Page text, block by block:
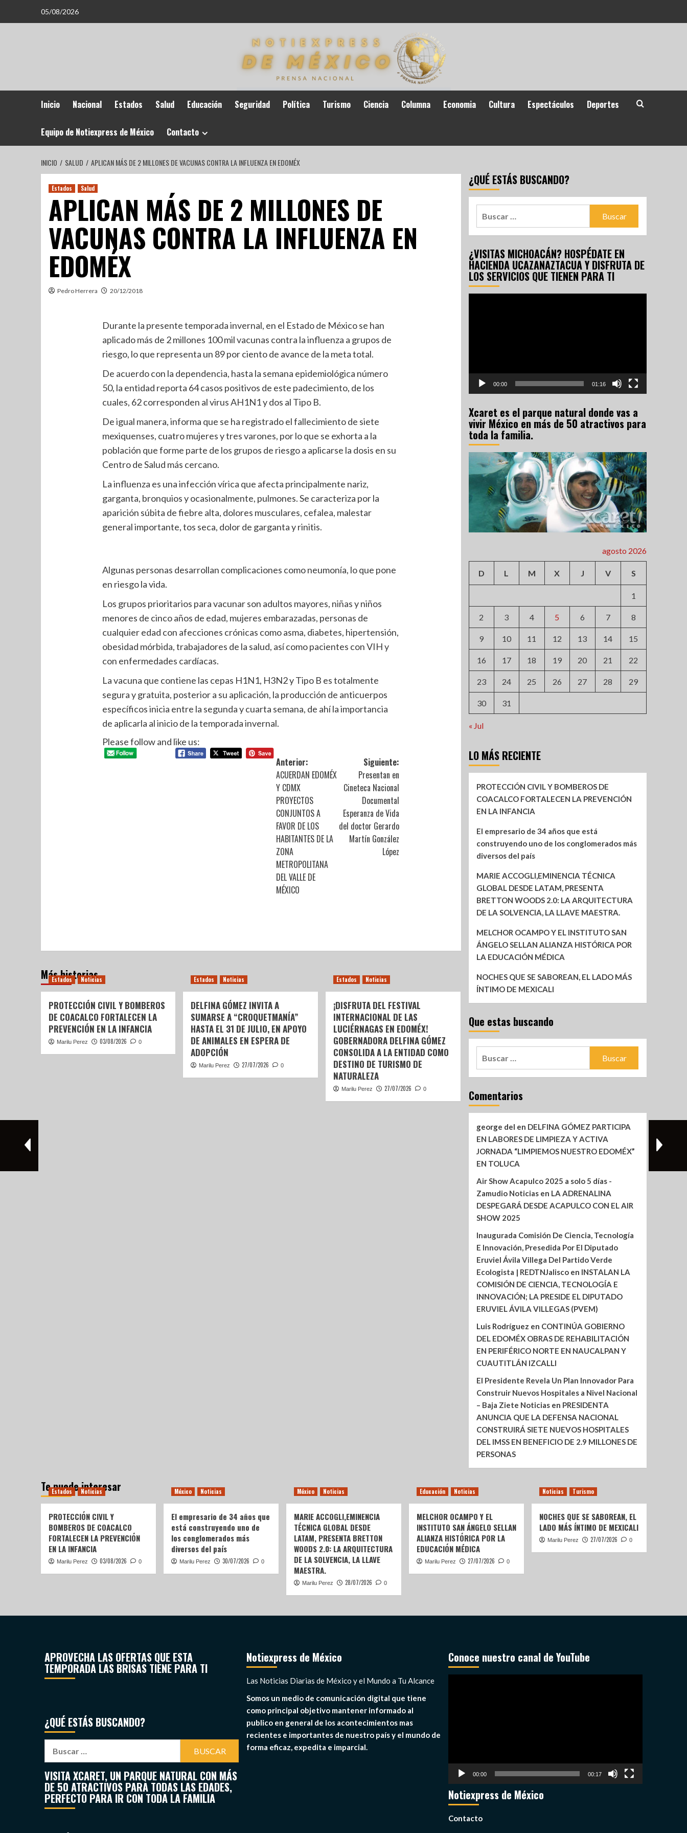
05/08/2026
Inicio Nacional Estados Salud Educación Seguridad Política Turismo Ciencia Columna Economia Cultura Espectáculos Deportes
Equipo de Notiexpress de México Contacto
INICIO SALUD APLICAN MÁS DE 2 MILLONES DE VACUNAS CONTRA LA INFLUENZA EN EDOMÉX
Estados Salud
APLICAN MÁS DE 2 MILLONES DE
VACUNAS CONTRA LA INFLUENZA EN
EDOMÉX
Pedro Herrera 20/12/2018
Durante la presente temporada invernal, en el Estado de México se han
aplicado más de 2 millones 100 mil vacunas contra la influenza a grupos de
riesgo, lo que representa un 89 por ciento de avance de la meta total.
De acuerdo con la dependencia, hasta la semana epidemiológica número
50, la entidad reporta 64 casos positivos de este padecimiento, de los
cuales, 62 corresponden al virus AH1N1 y dos al Tipo B.
De igual manera, informa que se ha registrado el fallecimiento de siete
mexiquenses, cuatro mujeres y tres varones, por lo que se exhorta a la
población que forme parte de los grupos de riesgo a aplicarse la dosis en su
Centro de Salud más cercano.
La influenza es una infección vírica que afecta principalmente nariz,
garganta, bronquios y ocasionalmente, pulmones. Se caracteriza por la
aparición súbita de fiebre alta, dolores musculares, cefalea, malestar
general importante, tos seca, dolor de garganta y rinitis.
Algunas personas desarrollan complicaciones como neumonía, lo que pone
en riesgo la vida.
Los grupos prioritarios para vacunar son adultos mayores, niñas y niños
menores de cinco años de edad, mujeres embarazadas, personas de
cualquier edad con afecciones crónicas como asma, diabetes, hipertensión,
obesidad mórbida, trabajadores de la salud, así como pacientes con VIH y
con enfermedades cardíacas.
La vacuna que contiene las cepas H1N1, H3N2 y Tipo B es totalmente
segura y gratuita, posterior a su aplicación, la producción de anticuerpos
específicos inicia entre la segunda y cuarta semana, de ahí la importancia
de aplicarla al inicio de la temporada invernal.
Please follow and like us:
Anterior:
ACUERDAN EDOMÉX
Y CDMX
PROYECTOS
CONJUNTOS A
FAVOR DE LOS
HABITANTES DE LA
ZONA
METROPOLITANA
DEL VALLE DE
MÉXICO
Siguiente:
Presentan en
Cineteca Nacional
Documental
Esperanza de Vida
del doctor Gerardo
Martín González
López
Más historias
Estados Noticias
PROTECCIÓN CIVIL Y BOMBEROS
DE COACALCO FORTALECEN LA
PREVENCIÓN EN LA INFANCIA
Marilu Perez 03/08/2026 0
Estados Noticias
DELFINA GÓMEZ INVITA A
SUMARSE A “CROQUETMANÍA”
HASTA EL 31 DE JULIO, EN APOYO
DE ANIMALES EN ESPERA DE
ADOPCIÓN
Marilu Perez 27/07/2026 0
Estados Noticias
¡DISFRUTA DEL FESTIVAL
INTERNACIONAL DE LAS
LUCIÉRNAGAS EN EDOMÉX!
GOBERNADORA DELFINA GÓMEZ
CONSOLIDA A LA ENTIDAD COMO
DESTINO DE TURISMO DE
NATURALEZA
Marilu Perez 27/07/2026 0
¿QUÉ ESTÁS BUSCANDO?
¿VISITAS MICHOACÁN? HOSPÉDATE EN
HACIENDA UCAZANAZTACUA Y DISFRUTA DE
LOS SERVICIOS QUE TIENEN PARA TI
00:00 01:16
Xcaret es el parque natural donde vas a
vivir México en más de 50 atractivos para
toda la familia.
agosto 2026
D L M X J V S
1
2 3 4 5 6 7 8
9 10 11 12 13 14 15
16 17 18 19 20 21 22
23 24 25 26 27 28 29
30 31
« Jul
LO MÁS RECIENTE
PROTECCIÓN CIVIL Y BOMBEROS DE
COACALCO FORTALECEN LA PREVENCIÓN
EN LA INFANCIA
El empresario de 34 años que está
construyendo uno de los conglomerados más
diversos del país
MARIE ACCOGLI,EMINENCIA TÉCNICA
GLOBAL DESDE LATAM, PRESENTA
BRETTON WOODS 2.0: LA ARQUITECTURA
DE LA SOLVENCIA, LA LLAVE MAESTRA.
MELCHOR OCAMPO Y EL INSTITUTO SAN
ÁNGELO SELLAN ALIANZA HISTÓRICA POR
LA EDUCACIÓN MÉDICA
NOCHES QUE SE SABOREAN, EL LADO MÁS
ÍNTIMO DE MEXICALI
Que estas buscando
Comentarios
george del en DELFINA GÓMEZ PARTICIPA
EN LABORES DE LIMPIEZA Y ACTIVA
JORNADA “LIMPIEMOS NUESTRO EDOMÉX”
EN TOLUCA
Air Show Acapulco 2025 a solo 5 días -
Zamudio Noticiasen LA ADRENALINA
DESPEGARÁ DESDE ACAPULCO CON EL AIR
SHOW 2025
Inaugurada Comisión De Ciencia, Tecnología
E Innovación, Presedida Por El Diputado
Eruviel Ávila Villega Del Partido Verde
Ecologista | REDTNJaliscoen INSTALAN LA
COMISIÓN DE CIENCIA, TECNOLOGÍA E
INNOVACIÓN; LA PRESIDE EL DIPUTADO
ERUVIEL ÁVILA VILLEGAS (PVEM)
Luis Rodríguez en CONTINÚA GOBIERNO
DEL EDOMÉX OBRAS DE REHABILITACIÓN
EN PERIFÉRICO NORTE EN NAUCALPAN Y
CUAUTITLÁN IZCALLI
El Presidente Revela Un Plan Innovador Para
Construir Nuevos Hospitales a Nivel Nacional
– Baja Ziete Noticiasen PRESIDENTA
ANUNCIA QUE LA DEFENSA NACIONAL
CONSTRUIRÁ SIETE NUEVOS HOSPITALES
DEL IMSS EN BENEFICIO DE 2.9 MILLONES DE
PERSONAS
Te puede interesar
Estados Noticias
PROTECCIÓN CIVIL Y
BOMBEROS DE COACALCO
FORTALECEN LA PREVENCIÓN
EN LA INFANCIA
Marilu Perez 03/08/2026 0
México Noticias
El empresario de 34 años que
está construyendo uno de
los conglomerados más
diversos del país
Marilu Perez 30/07/2026 0
México Noticias
MARIE ACCOGLI,EMINENCIA
TÉCNICA GLOBAL DESDE
LATAM, PRESENTA BRETTON
WOODS 2.0: LA ARQUITECTURA
DE LA SOLVENCIA, LA LLAVE
MAESTRA.
Marilu Perez 28/07/2026 0
Educación Noticias
MELCHOR OCAMPO Y EL
INSTITUTO SAN ÁNGELO SELLAN
ALIANZA HISTÓRICA POR LA
EDUCACIÓN MÉDICA
Marilu Perez 27/07/2026 0
Noticias Turismo
NOCHES QUE SE SABOREAN, EL
LADO MÁS ÍNTIMO DE MEXICALI
Marilu Perez 27/07/2026 0
APROVECHA LAS OFERTAS QUE ESTA
TEMPORADA LAS BRISAS TIENE PARA TI
¿QUÉ ESTÁS BUSCANDO?
VISITA XCARET, UN PARQUE NATURAL CON MÁS
DE 50 ATRACTIVOS PARA TODAS LAS EDADES,
PERFECTO PARA IR CON TODA LA FAMILIA
Notiexpress de México
Las Noticias Diarias de México y el Mundo a Tu Alcance
Somos un medio de comunicación digital que tiene
como principal objetivo mantener informado al
publico en general de los acontecimientos mas
recientes e importantes de nuestro país y el mundo de
forma eficaz, expedita e imparcial.
Conoce nuestro canal de YouTube
00:00 00:17
Notiexpress de México
Contacto